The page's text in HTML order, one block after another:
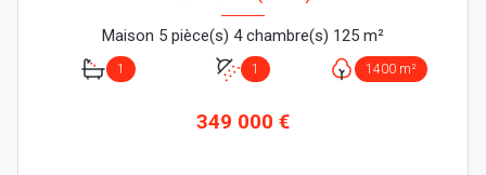
Maison 5 pièce(s) 4 chambre(s) 125 m²
1 1 1400 m²
349 000 €